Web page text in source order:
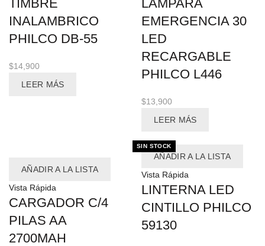
TIMBRE
INALAMBRICO
PHILCO DB-55
$14,900
LEER MÁS
LAMPARA
EMERGENCIA 30
LED
RECARGABLE
PHILCO L446
$13,900
LEER MÁS
AÑADIR A LA LISTA
Vista Rápida
CARGADOR C/4
PILAS AA
2700MAH
SIN STOCK
AÑADIR A LA LISTA
Vista Rápida
LINTERNA LED
CINTILLO PHILCO
59130